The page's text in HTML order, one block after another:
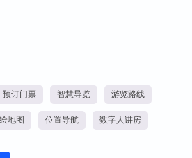
预订门票 智慧导览 游览路线
地图 位置导航 数字人讲房